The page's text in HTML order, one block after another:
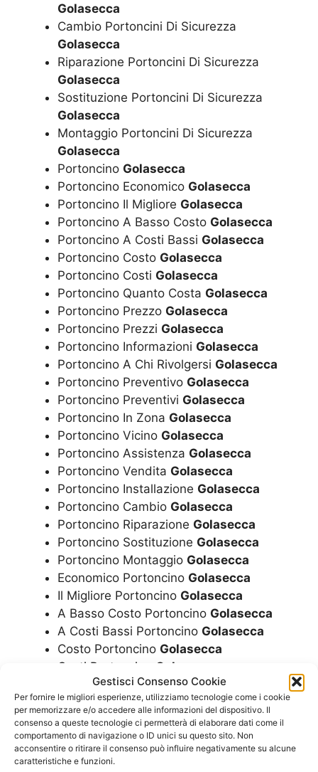
Gestisci Consenso Cookie
Per fornire le migliori esperienze, utilizziamo tecnologie come i cookie
per memorizzare e/o accedere alle informazioni del dispositivo. Il
consenso a queste tecnologie ci permetterà di elaborare dati come il
comportamento di navigazione o ID unici su questo sito. Non
acconsentire o ritirare il consenso può influire negativamente su alcune
caratteristiche e funzioni.
Golasecca
Cambio Portoncini Di Sicurezza
Golasecca
Riparazione Portoncini Di Sicurezza
Golasecca
Sostituzione Portoncini Di Sicurezza
Golasecca
Montaggio Portoncini Di Sicurezza
Golasecca
Portoncino Golasecca
Portoncino Economico Golasecca
Portoncino Il Migliore Golasecca
Portoncino A Basso Costo Golasecca
Portoncino A Costi Bassi Golasecca
Portoncino Costo Golasecca
Portoncino Costi Golasecca
Portoncino Quanto Costa Golasecca
Portoncino Prezzo Golasecca
Portoncino Prezzi Golasecca
Portoncino Informazioni Golasecca
Portoncino A Chi Rivolgersi Golasecca
Portoncino Preventivo Golasecca
Portoncino Preventivi Golasecca
Portoncino In Zona Golasecca
Portoncino Vicino Golasecca
Portoncino Assistenza Golasecca
Portoncino Vendita Golasecca
Portoncino Installazione Golasecca
Portoncino Cambio Golasecca
Portoncino Riparazione Golasecca
Portoncino Sostituzione Golasecca
Portoncino Montaggio Golasecca
Economico Portoncino Golasecca
Il Migliore Portoncino Golasecca
A Basso Costo Portoncino Golasecca
A Costi Bassi Portoncino Golasecca
Costo Portoncino Golasecca
Costi Portoncino
Golasecca
Quanto Costa Un PortoncinoGolasecca
Prezzo PortoncinoGolasecca
Prezzi PortoncinoGolasecca
Informazioni PortoncinoGolasecca
A Chi Rivolgersi PortoncinoGolasecca